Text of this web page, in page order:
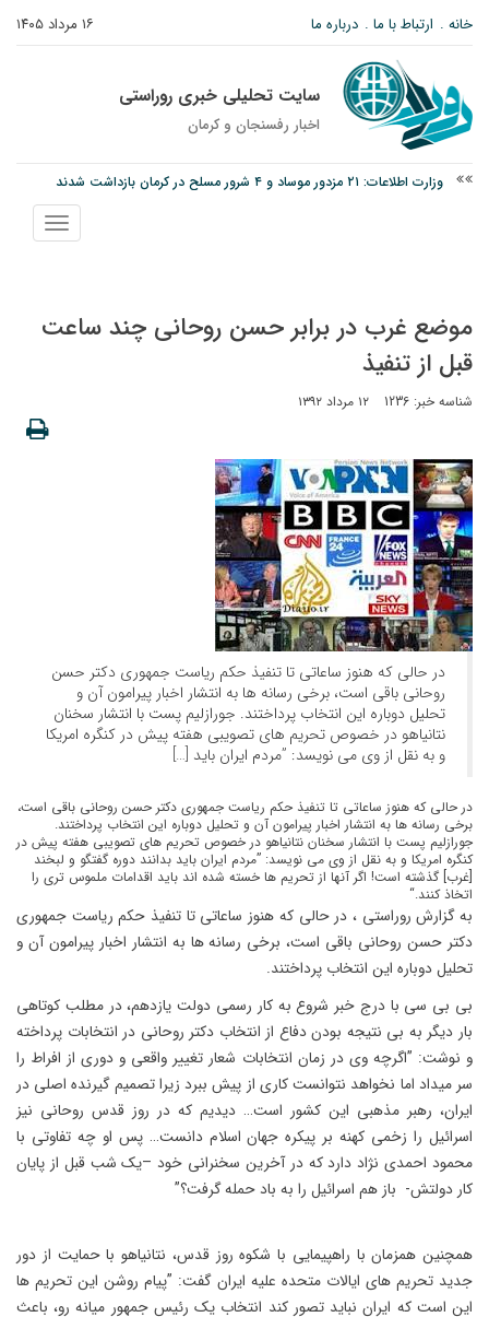
۱۶ مرداد ۱۴۰۵ خانه ارتباط با ما درباره ما
سایت تحلیلی خبری روراستی
اخبار رفسنجان و كرمان
وزارت اطلاعات: ۲۱ مزدور موساد و ۴ شرور مسلح در کرمان بازداشت شدند
نمایش
منو
موضع غرب در برابر حسن روحانی چند ساعت
قبل از تنفیذ
شناسه خبر: 1236 ۱۲ مرداد ۱۳۹۲
در حالی که هنوز ساعاتی تا تنفیذ حکم ریاست جمهوری دکتر حسن
روحانی باقی است، برخی رسانه ها به انتشار اخبار پیرامون آن و
تحلیل دوباره این انتخاب پرداختند. جورازلیم پست با انتشار سخنان
نتانیاهو در خصوص تحریم های تصویبی هفته پیش در کنگره امریکا
و به نقل از وی می نویسد: ”مردم ایران باید […]
در حالی که هنوز ساعاتی تا تنفیذ حکم ریاست جمهوری دکتر حسن روحانی باقی است،
برخی رسانه ها به انتشار اخبار پیرامون آن و تحلیل دوباره این انتخاب پرداختند.
جورازلیم پست با انتشار سخنان نتانیاهو در خصوص تحریم های تصویبی هفته پیش در
کنگره امریکا و به نقل از وی می نویسد: ”مردم ایران باید بدانند دوره گفتگو و لبخند
[غرب] گذشته است! اگر آنها از تحریم ها خسته شده اند باید اقدامات ملموس تری را
اتخاذ کنند.“
به گزارش روراستی ، در حالی که هنوز ساعاتی تا تنفیذ حکم ریاست جمهوری
دکتر حسن روحانی باقی است، برخی رسانه ها به انتشار اخبار پیرامون آن و
تحلیل دوباره این انتخاب پرداختند.
بی بی سی با درج خبر شروع به کار رسمی دولت یازدهم، در مطلب کوتاهی
بار دیگر به بی نتیجه بودن دفاع از انتخاب دکتر روحانی در انتخابات پرداخته
و نوشت: ”اگرچه وی در زمان انتخابات شعار تغییر واقعی و دوری از افراط را
سر میداد اما نخواهد نتوانست کاری از پیش ببرد زیرا تصمیم گیرنده اصلی در
ایران، رهبر مذهبی این کشور است… دیدیم که در روز قدس روحانی نیز
اسرائیل را زخمی کهنه بر پیکره جهان اسلام دانست… پس او چه تفاوتی با
محمود احمدی نژاد دارد که در آخرین سخنرانی خود –یک شب قبل از پایان
کار دولتش- باز هم اسرائیل را به باد حمله گرفت؟”
همچنین همزمان با راهپیمایی با شکوه روز قدس، نتانیاهو با حمایت از دور
جدید تحریم های ایالات متحده علیه ایران گفت: ”پیام روشن این تحریم ها
این است که ایران نباید تصور کند انتخاب یک رئیس جمهور میانه رو، باعث